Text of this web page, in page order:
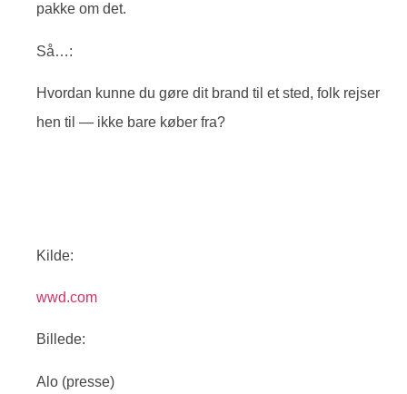
pakke om det.
Så…:
Hvordan kunne du gøre dit brand til et sted, folk rejser
hen til — ikke bare køber fra?
Kilde:
wwd.com
Billede:
Alo (presse)